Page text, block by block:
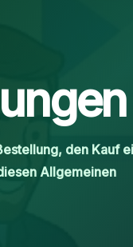
den Kauf
Allgemeinen